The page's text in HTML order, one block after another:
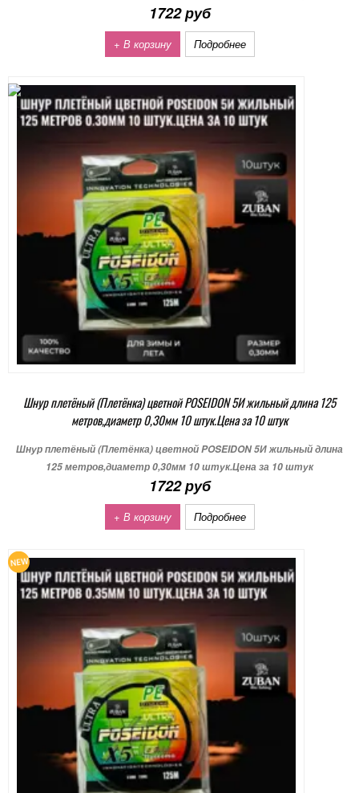
1722 руб
+ В корзину Подробнее
Шнур плетёный (Плетёнка) цветной POSEIDON 5И жильный длина 125
метров,диаметр 0,30мм 10 штук.Цена за 10 штук
Шнур плетёный (Плетёнка) цветной POSEIDON 5И жильный длина
125 метров,диаметр 0,30мм 10 штук.Цена за 10 штук
1722 руб
+ В корзину Подробнее